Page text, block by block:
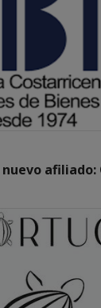
afiliado: